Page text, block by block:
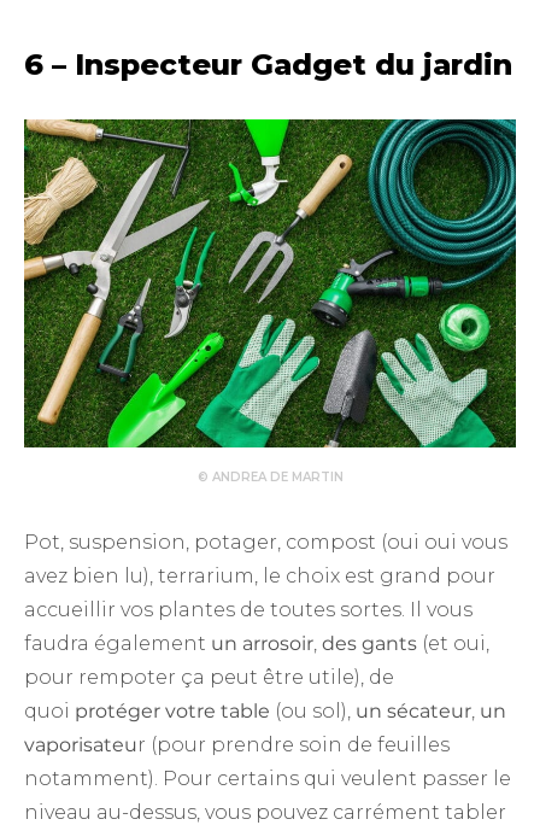
6 – Inspecteur Gadget du jardin
© ANDREA DE MARTIN
Pot, suspension, potager, compost (oui oui vous
avez bien lu), terrarium, le choix est grand pour
accueillir vos plantes de toutes sortes. Il vous
faudra également un arrosoir des gants (et oui,
pour rempoter ça peut être utile), de
quoi protéger votre table (ou sol), un sécateur un
vaporisateur (pour prendre soin de feuilles
notamment). Pour certains qui veulent passer le
niveau au-dessus, vous pouvez carrément tabler